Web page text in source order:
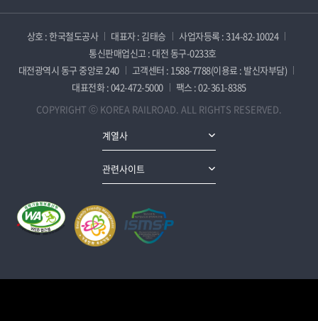
상호 : 한국철도공사 대표자 : 김태승
사업자등록 : 314-82-10024
통신판매업신고 : 대전 동구-0233호
대전광역시 동구 중앙로 240
고객센터 : 1588-7788(이용료 : 발신자부담)
대표전화 : 042-472-5000
팩스 : 02-361-8385
COPYRIGHT ⓒ KOREA RAILROAD. ALL RIGHTS RESERVED.
계열사
관련사이트